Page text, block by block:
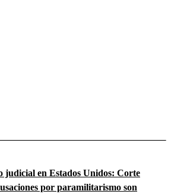
judicial en Estados Unidos: Corte
por paramilitarismo son